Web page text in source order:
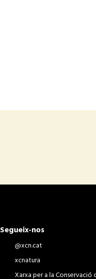
Segueix-nos
@xcn.cat
xcnatura
Xarxa per a la Conservació